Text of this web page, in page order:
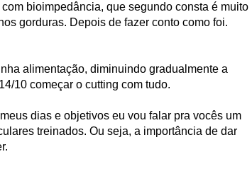
bioimpedância, que segundo consta é muito
gorduras. Depois de fazer conto como foi.
alimentação, diminuindo gradualmente a
10 começar o cutting com tudo.
dias e objetivos eu vou falar pra vocês um
treinados. Ou seja, a importância de dar